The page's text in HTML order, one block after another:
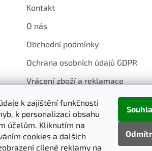
k zajištění funkčnosti
k personalizaci obsahu
účelům. Kliknutím na
cookies a dalších
cílené reklamy na
Kontakt
O nás
Obchodní podmínky
Ochrana osobních údajů GDPR
Vrácení zboží a reklamace